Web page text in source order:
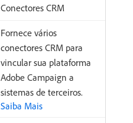
Conectores CRM
Fornece vários
conectores CRM para
vincular sua plataforma
Adobe Campaign a
sistemas de terceiros.
Saiba Mais